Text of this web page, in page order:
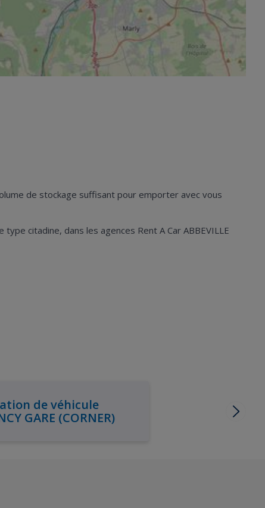
de stockage suffisant pour emporter avec vous
citadine, dans les agences Rent A Car ABBEVILLE
de véhicule
GARE (CORNER)